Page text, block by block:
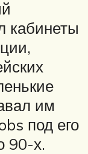
кабинеты
им
под его
90-х.